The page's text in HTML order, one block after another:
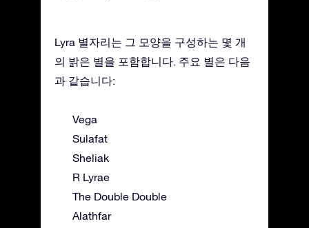
Lyra 별자리는 그 모양을 구성하는 몇 개
의 밝은 별을 포함합니다. 주요 별은 다음
과 같습니다:
Vega
Sulafat
Sheliak
R Lyrae
The Double Double
Alathfar